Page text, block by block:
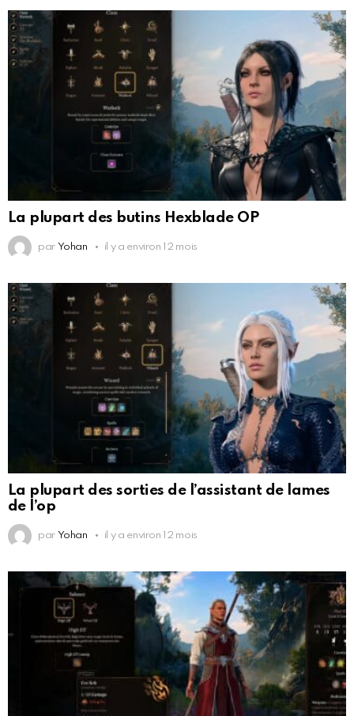
La plupart des butins Hexblade OP
par Yohan il y a environ 12 mois
La plupart des sorties de l’assistant de lames
de l’op
par Yohan il y a environ 12 mois